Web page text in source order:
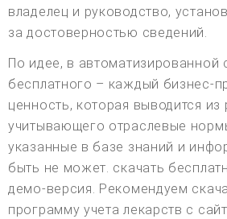
владелец и руководство,
за достоверностью сведений.
По идее, в автоматизированной
бесплатного – каждый бизнес-
ценность, которая выводится из
учитывающего отраслевые
указанные в базе знаний и
быть не может. скачать
демо-версия. Рекомендуем
программу учета лекарств с